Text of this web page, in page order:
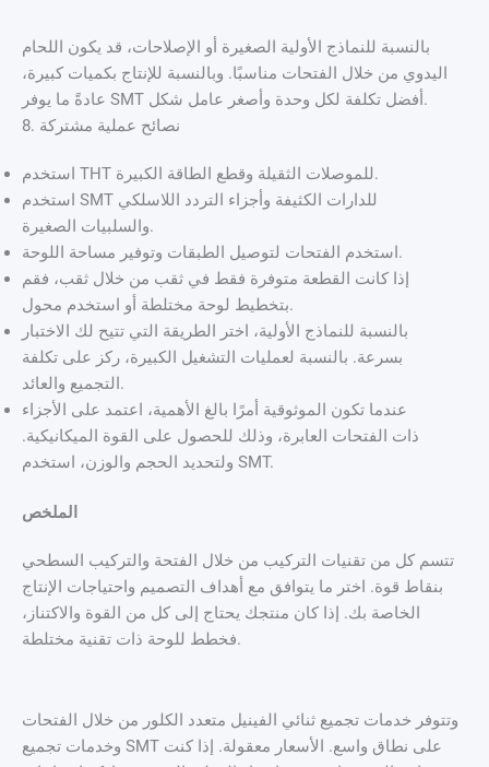
بالنسبة للنماذج الأولية الصغيرة أو الإصلاحات، قد يكون اللحام
اليدوي من خلال الفتحات مناسبًا. وبالنسبة للإنتاج بكميات كبيرة،
عادةً ما يوفر SMT أفضل تكلفة لكل وحدة وأصغر عامل شكل.
8. نصائح عملية مشتركة
استخدم THT للموصلات الثقيلة وقطع الطاقة الكبيرة.
استخدم SMT للدارات الكثيفة وأجزاء التردد اللاسلكي
والسلبيات الصغيرة.
استخدم الفتحات لتوصيل الطبقات وتوفير مساحة اللوحة.
إذا كانت القطعة متوفرة فقط في ثقب من خلال ثقب، فقم
بتخطيط لوحة مختلطة أو استخدم محول.
بالنسبة للنماذج الأولية، اختر الطريقة التي تتيح لك الاختبار
بسرعة. بالنسبة لعمليات التشغيل الكبيرة، ركز على تكلفة
التجميع والعائد.
عندما تكون الموثوقية أمرًا بالغ الأهمية، اعتمد على الأجزاء
ذات الفتحات العابرة، وذلك للحصول على القوة الميكانيكية.
ولتحديد الحجم والوزن، استخدم SMT.
الملخص
تتسم كل من تقنيات التركيب من خلال الفتحة والتركيب السطحي
بنقاط قوة. اختر ما يتوافق مع أهداف التصميم واحتياجات الإنتاج
الخاصة بك. إذا كان منتجك يحتاج إلى كل من القوة والاكتناز،
فخطط للوحة ذات تقنية مختلطة.
وتتوفر خدمات تجميع ثنائي الفينيل متعدد الكلور من خلال الفتحات
وخدمات تجميع SMT على نطاق واسع. الأسعار معقولة. إذا كنت